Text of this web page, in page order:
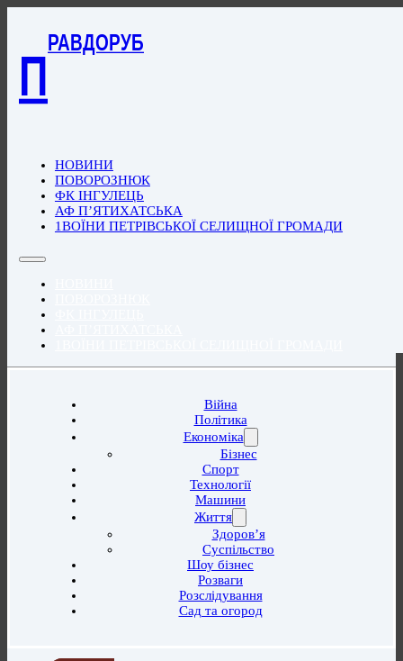
П
РАВДОРУБ
НОВИНИ
ПОВОРОЗНЮК
ФК ІНГУЛЕЦЬ
АФ П’ЯТИХАТСЬКА
1ВОЇНИ ПЕТРІВСЬКОЇ СЕЛИЩНОЇ ГРОМАДИ
Війна
Політика
Економіка
Бізнес
Спорт
Технології
Машини
Життя
Здоров’я
Суспільство
Шоу бізнес
Розваги
Розслідування
Сад та огород